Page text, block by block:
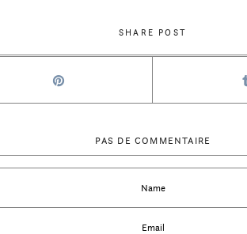
SHARE POST
PAS DE COMMENTAIRE